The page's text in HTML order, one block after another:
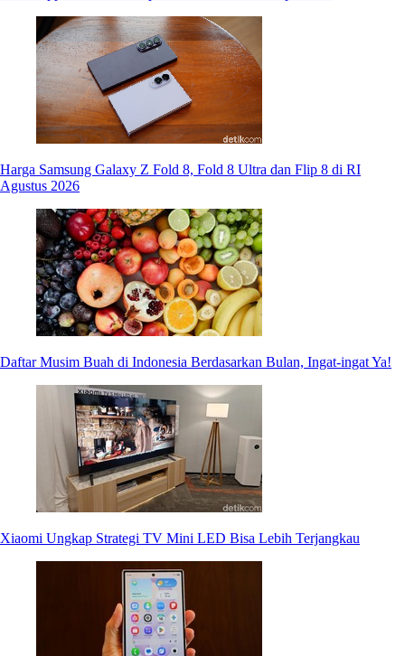
Harga Samsung Galaxy Z Fold 8, Fold 8 Ultra dan Flip 8 di RI
Agustus 2026
Daftar Musim Buah di Indonesia Berdasarkan Bulan, Ingat-ingat Ya!
Xiaomi Ungkap Strategi TV Mini LED Bisa Lebih Terjangkau